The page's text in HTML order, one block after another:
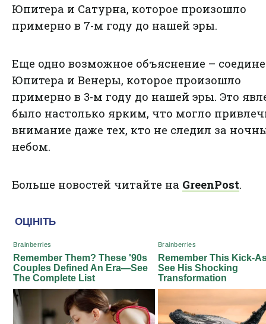
Юпитера и Сатурна, которое произошло
примерно в 7-м году до нашей эры.
Еще одно возможное объяснение –
Юпитера и Венеры, которое произошло
примерно в 3-м году до нашей эры. Это
было настолько ярким, что могло
внимание даже тех, кто не следил за
небом.
Больше новостей читайте на GreenPost.